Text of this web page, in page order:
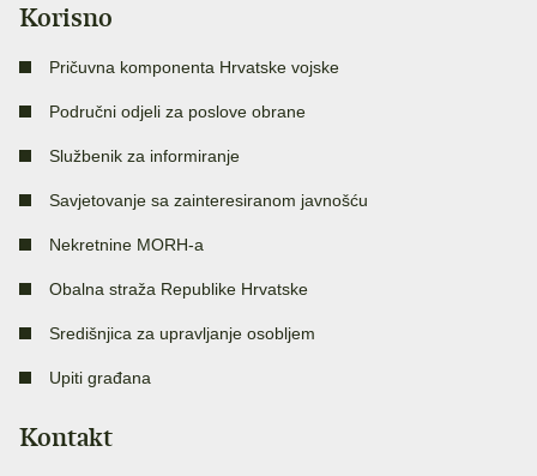
Korisno
Pričuvna komponenta Hrvatske vojske
Područni odjeli za poslove obrane
Službenik za informiranje
Savjetovanje sa zainteresiranom javnošću
Nekretnine MORH-a
Obalna straža Republike Hrvatske
Središnjica za upravljanje osobljem
Upiti građana
Kontakt